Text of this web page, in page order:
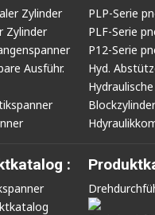
Zylinder
Zylinder
Ausführ.
:
PLP-Serie
PLF-Serie
P12-Serie
Hyd.
Hydraulische
Blockzylinder